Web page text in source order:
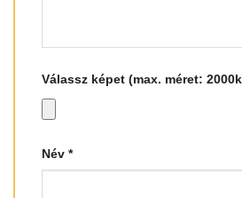
Válassz képet (max. méret:
Név *